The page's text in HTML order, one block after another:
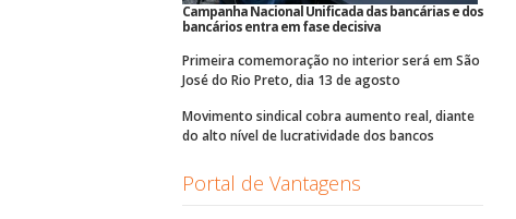
Campanha Nacional Unificada das bancárias e dos
bancários entra em fase decisiva
Primeira comemoração no interior será em São
José do Rio Preto, dia 13 de agosto
Movimento sindical cobra aumento real, diante
do alto nível de lucratividade dos bancos
Portal de Vantagens